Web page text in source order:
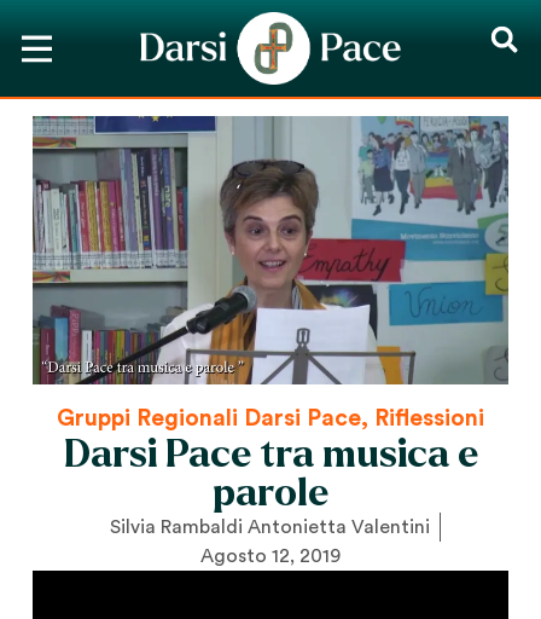
Gruppi Regionali Darsi Pace, Riflessioni
Darsi Pace tra musica e
parole
Silvia Rambaldi Antonietta Valentini
Agosto 12, 2019